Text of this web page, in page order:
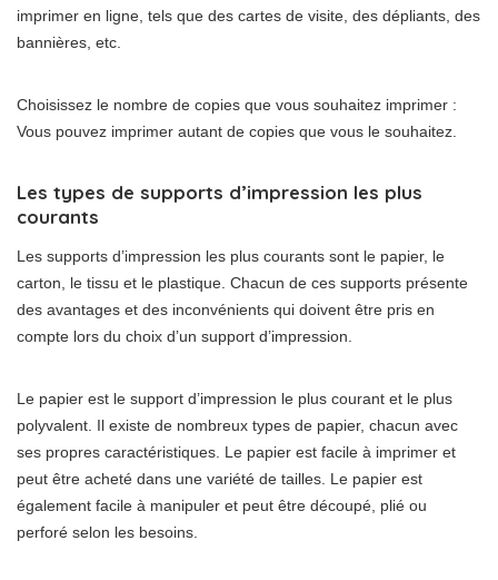
imprimer en ligne, tels que des cartes de visite, des dépliants, des
bannières, etc.
Choisissez le nombre de copies que vous souhaitez imprimer :
Vous pouvez imprimer autant de copies que vous le souhaitez.
Les types de supports d’impression les plus
courants
Les supports d’impression les plus courants sont le papier, le
carton, le tissu et le plastique. Chacun de ces supports présente
des avantages et des inconvénients qui doivent être pris en
compte lors du choix d’un support d’impression.
Le papier est le support d’impression le plus courant et le plus
polyvalent. Il existe de nombreux types de papier, chacun avec
ses propres caractéristiques. Le papier est facile à imprimer et
peut être acheté dans une variété de tailles. Le papier est
également facile à manipuler et peut être découpé, plié ou
perforé selon les besoins.